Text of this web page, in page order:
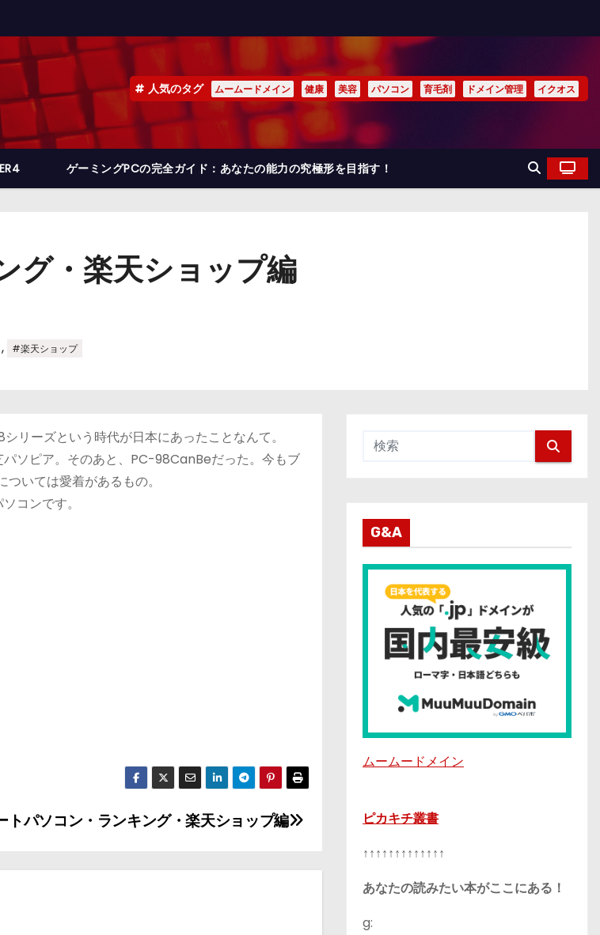
人気のタグ ムームードメイン 健康 美容 パソコン 育毛剤 ドメイン管理 イクオス
ゲーミングPCの完全ガイド：あなたの能力の究極形を目指す！
グ・楽天ショップ編
, #楽天ショップ
リーズという時代が日本にあったことなんて。
ソピア。そのあと、PC-98CanBeだった。今もブ
いては愛着があるもの。
コンです。
トパソコン・ランキング・楽天ショップ編
G&A
ムームードメイン
ピカキチ叢書
↑↑↑↑↑↑↑↑↑↑↑↑↑
あなたの読みたい本がここにある！
g: